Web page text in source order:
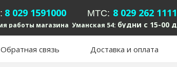
8 029 1591000 MTC: 8 029 262 1111
работы магазина Уманская 54: будни с 15-00
Обратная связь Доставка и оплата